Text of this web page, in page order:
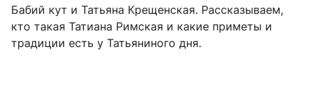
Бабий кут и Татьяна Крещенская. Рассказываем,
кто такая Татиана Римская и какие приметы и
традиции есть у Татьяниного дня.